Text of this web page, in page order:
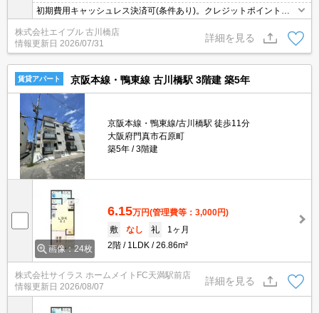
初期費用キャッシュレス決済可(条件あり)。クレジットポイント貯
まります。とにかくお家賃を抑えたい方にオススメ!。ぜひお問い合
わせください!。J:COM100M Wi-Fi無料。
株式会社エイブル 古川橋店
情報更新日 2026/07/31
詳細を見る
賃貸アパート 京阪本線・鴨東線 古川橋駅 3階建 築5年
京阪本線・鴨東線/古川橋駅 徒歩11分
大阪府門真市石原町
築5年
3階建
画像：24枚
6.15万円(管理費等：3,000円)
敷
なし 礼
1ヶ月
2階
1LDK 26.86m²
株式会社サイラス ホームメイトFC天満駅前店
情報更新日 2026/08/07
詳細を見る